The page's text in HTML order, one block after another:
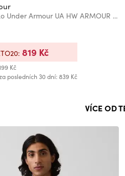
Pánské tričko Under Armour UA HW ARMOUR LABEL SS
Kč
posledních 30 dní: 839 Kč
819 Kč
VÍCE OD